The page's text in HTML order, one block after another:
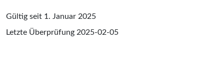
Gültig seit 1. Januar 2025
Letzte Überprüfung 2025-02-05